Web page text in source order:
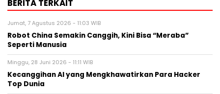
BERITA TERKAIT
Jumat, 7 Agustus 2026 - 11:03 WIB
Robot China Semakin Canggih, Kini Bisa “Meraba”
Seperti Manusia
Minggu, 28 Juni 2026 - 11:11 WIB
Kecanggihan AI yang Mengkhawatirkan Para Hacker
Top Dunia